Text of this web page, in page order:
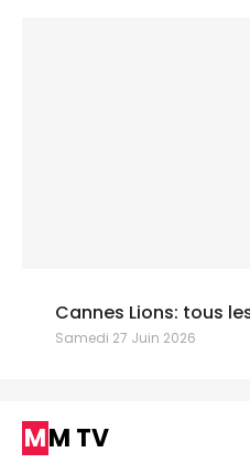
Cannes Lions: tous
Samedi 27 Juin 2026
MM TV